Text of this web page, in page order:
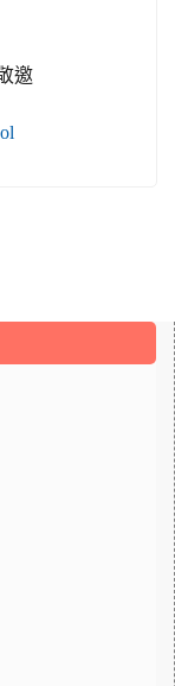
邀